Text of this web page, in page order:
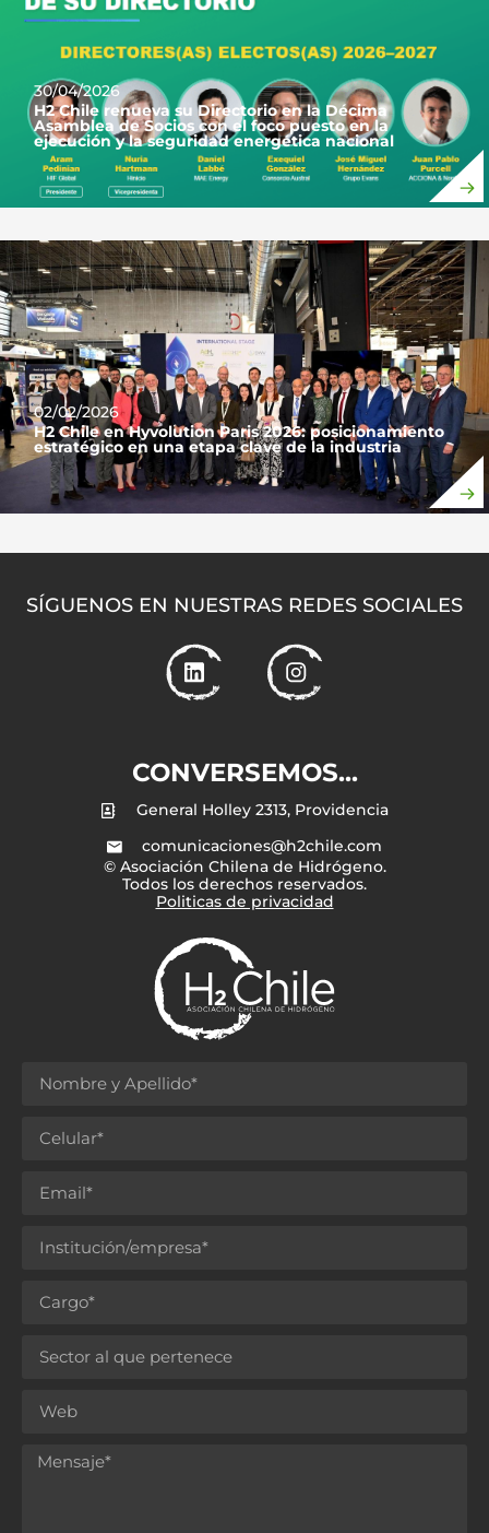
30/04/2026
H2 Chile renueva su Directorio en la Décima
Asamblea de Socios con el foco puesto en la
ejecución y la seguridad energética nacional
02/02/2026
H2 Chile en Hyvolution Paris 2026: posicionamiento
estratégico en una etapa clave de la industria
SÍGUENOS EN NUESTRAS REDES SOCIALES
CONVERSEMOS...
General Holley 2313, Providencia
comunicaciones@h2chile.com
© Asociación Chilena de Hidrógeno.
Todos los derechos reservados.
Politicas de privacidad